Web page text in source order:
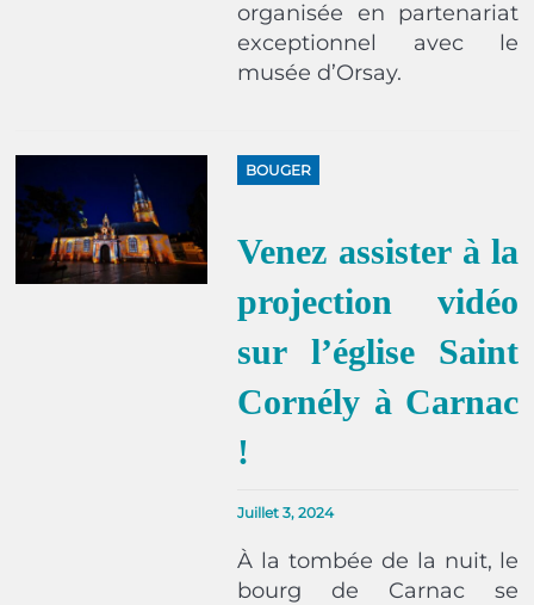
organisée en partenariat
exceptionnel avec le
musée d’Orsay.
BOUGER
Venez assister à la
projection vidéo
sur l’église Saint
Cornély à Carnac
!
Juillet 3, 2024
À la tombée de la nuit, le
bourg de Carnac se